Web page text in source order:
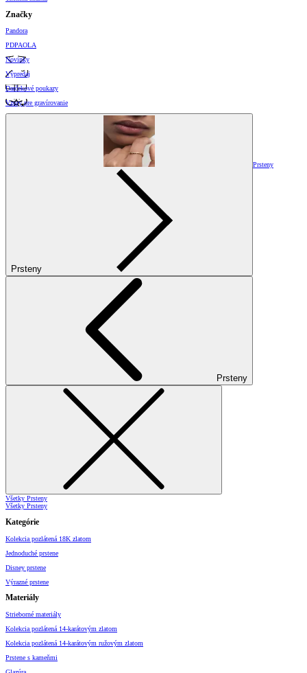
Značky
Pandora
PDPAOLA
Novinky
Výpredaj
Darčekové poukazy
Vzory pre gravírovanie
Prsteny
Prsteny
Prsteny
Všetky Prsteny
Všetky Prsteny
Kategórie
Kolekcia pozlátená 18K zlatom
Jednoduché prstene
Disney prstene
Výrazné prstene
Materiály
Strieborné materiály
Kolekcia pozlátená 14-karátovým zlatom
Kolekcia pozlátená 14-karátovým ružovým zlatom
Prstene s kameňmi